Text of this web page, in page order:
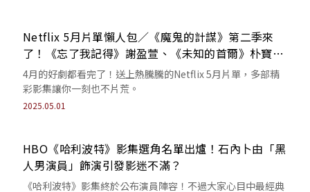
Netflix 5月片單懶人包／《魔鬼的計謀》第二季來
了！《忘了我記得》謝盈萱、《未知的首爾》朴寶英
成為話題
4月的好劇都看完了！送上熱騰騰的Netflix 5月片單，多部精
彩影集讓你一刻也不片荒。
2025.05.01
HBO《哈利波特》影集選角名單出爐！石內卜由「黑
人男演員」飾演引發影迷不滿？
《哈利波特》影集終於公布演員陣容！不過大家心目中最經典